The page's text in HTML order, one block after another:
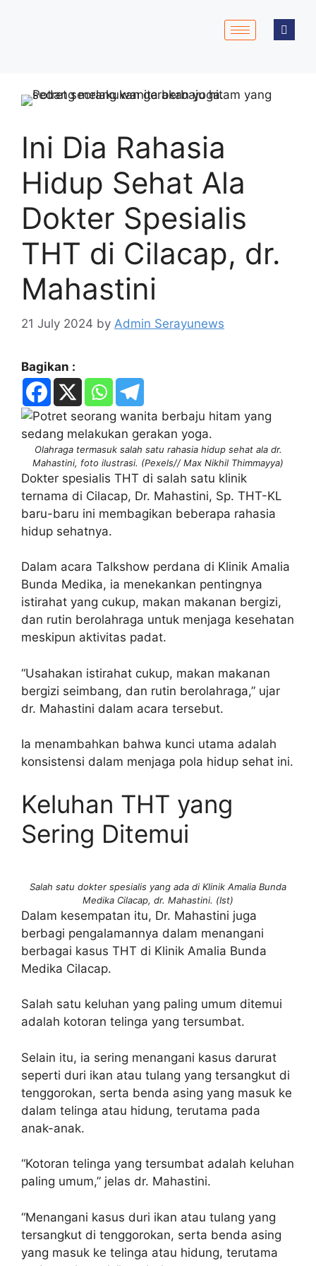
Ini Dia Rahasia
Hidup Sehat Ala
Dokter Spesialis
THT di Cilacap, dr.
Mahastini
21 July 2024 by Admin Serayunews
Bagikan :
Olahraga termasuk salah satu rahasia hidup sehat ala dr.
Mahastini, foto ilustrasi. (Pexels// Max Nikhil Thimmayya)
Dokter spesialis THT di salah satu klinik
ternama di Cilacap, Dr. Mahastini, Sp. THT-KL
baru-baru ini membagikan beberapa rahasia
hidup sehatnya.
Dalam acara Talkshow perdana di Klinik Amalia
Bunda Medika, ia menekankan pentingnya
istirahat yang cukup, makan makanan bergizi,
dan rutin berolahraga untuk menjaga kesehatan
meskipun aktivitas padat.
“Usahakan istirahat cukup, makan makanan
bergizi seimbang, dan rutin berolahraga,” ujar
dr. Mahastini dalam acara tersebut.
Ia menambahkan bahwa kunci utama adalah
konsistensi dalam menjaga pola hidup sehat ini.
Keluhan THT yang
Sering Ditemui
Salah satu dokter spesialis yang ada di Klinik Amalia Bunda
Medika Cilacap, dr. Mahastini. (Ist)
Dalam kesempatan itu, Dr. Mahastini juga
berbagi pengalamannya dalam menangani
berbagai kasus THT di Klinik Amalia Bunda
Medika Cilacap.
Salah satu keluhan yang paling umum ditemui
adalah kotoran telinga yang tersumbat.
Selain itu, ia sering menangani kasus darurat
seperti duri ikan atau tulang yang tersangkut di
tenggorokan, serta benda asing yang masuk ke
dalam telinga atau hidung, terutama pada
anak-anak.
“Kotoran telinga yang tersumbat adalah keluhan
paling umum,” jelas dr. Mahastini.
“Menangani kasus duri ikan atau tulang yang
tersangkut di tenggorokan, serta benda asing
yang masuk ke telinga atau hidung, terutama